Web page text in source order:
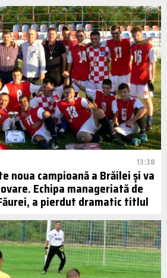
13:38
noua campioană a Brăilei și va
Echipa manageriată de
a pierdut dramatic titlul